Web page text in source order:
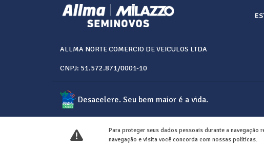
ALLMA NORTE COMERCIO DE VEICULOS LTDA
CNPJ: 51.572.871/0001-10
Desacelere. Seu bem maior é a vida.
Para proteger seus dados pessoais durante a navegação
navegação e visita você concorda com nossas políticas.